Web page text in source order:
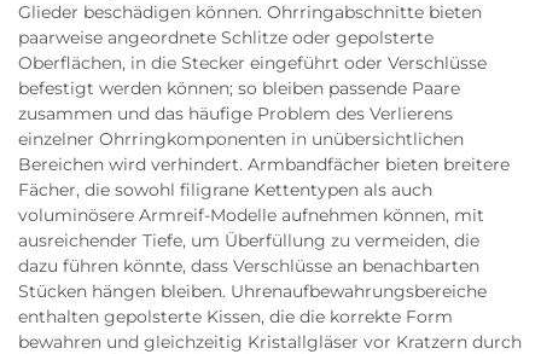
Glieder beschädigen können. Ohrringabschnitte bieten
paarweise angeordnete Schlitze oder gepolsterte
Oberflächen, in die Stecker eingeführt oder Verschlüsse
befestigt werden können; so bleiben passende Paare
zusammen und das häufige Problem des Verlierens
einzelner Ohrringkomponenten in unübersichtlichen
Bereichen wird verhindert. Armbandfächer bieten breitere
Fächer, die sowohl filigrane Kettentypen als auch
voluminösere Armreif-Modelle aufnehmen können, mit
ausreichender Tiefe, um Überfüllung zu vermeiden, die
dazu führen könnte, dass Verschlüsse an benachbarten
Stücken hängen bleiben. Uhrenaufbewahrungsbereiche
enthalten gepolsterte Kissen, die die korrekte Form
bewahren und gleichzeitig Kristallgläser vor Kratzern durch